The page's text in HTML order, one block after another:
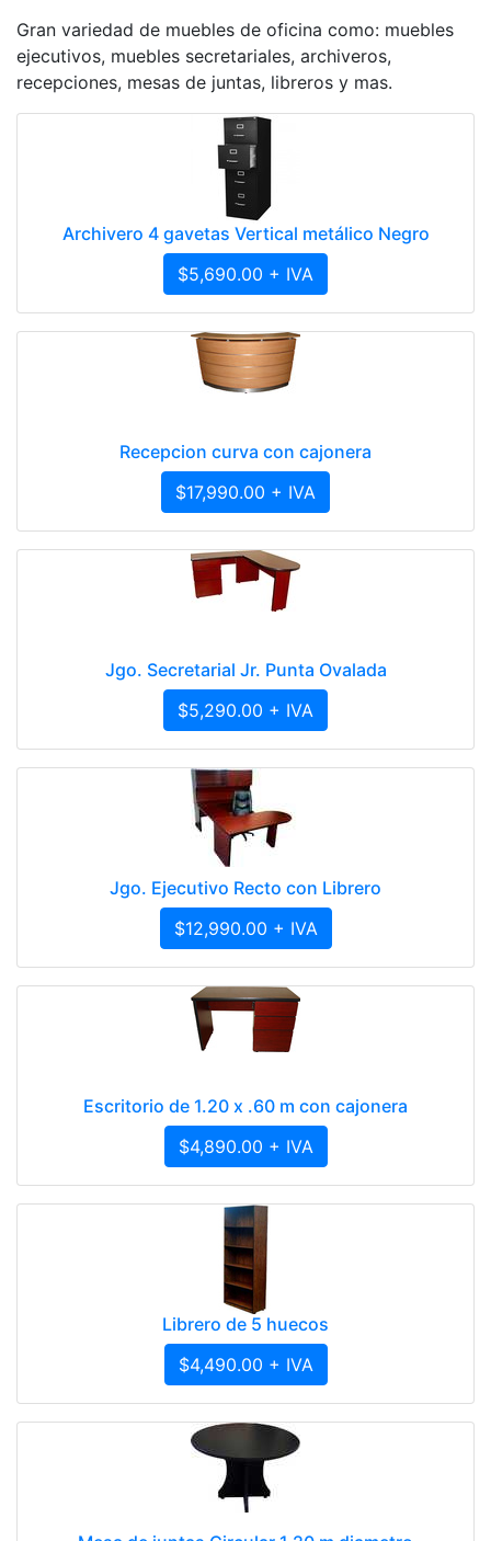
Gran variedad de muebles de oficina como: muebles
ejecutivos, muebles secretariales, archiveros,
recepciones, mesas de juntas, libreros y mas.
Archivero 4 gavetas Vertical metálico Negro
$5,690.00 + IVA
Recepcion curva con cajonera
$17,990.00 + IVA
Jgo. Secretarial Jr. Punta Ovalada
$5,290.00 + IVA
Jgo. Ejecutivo Recto con Librero
$12,990.00 + IVA
Escritorio de 1.20 x .60 m con cajonera
$4,890.00 + IVA
Librero de 5 huecos
$4,490.00 + IVA